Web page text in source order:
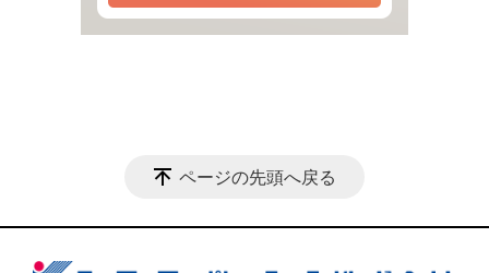
ページの先頭へ戻る